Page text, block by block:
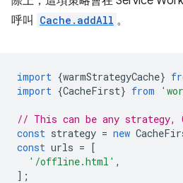
呼叫
Cache.addAll 。
import {warmStrategyCache}
import {CacheFirst} from
// This can be any strategy,
const strategy = new
const urls = [
'/offline.html' ,
];